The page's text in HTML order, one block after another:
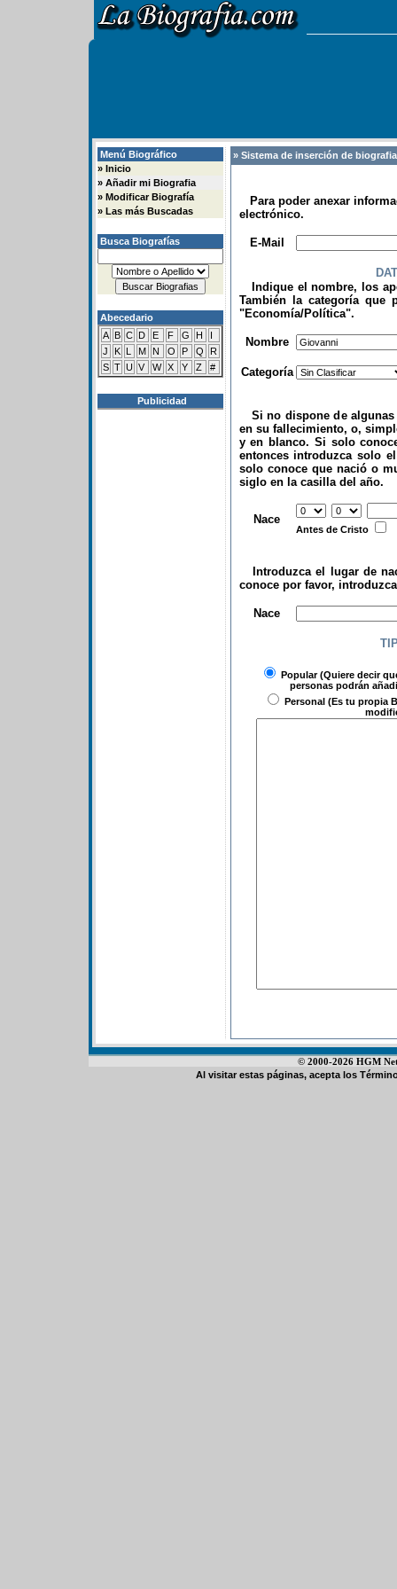
Menú Biográfico
» Inicio
» Añadir mi Biografia
» Modificar Biografía
» Las más Buscadas
Busca Biografías
Abecedario
A B C D E F G H
I
J
K L M N O P Q
R
S T U V W X Y Z #
Publicidad
» Sistema de inserción de
Para poder anexar
electrónico.
E-Mail
Indique el nombre, los
También la categoría que
"Economía/Política".
Nombre
Categoría
Si no dispone de algunas
en su fallecimiento, o,
y en blanco. Si solo
entonces introduzca solo
solo conoce que nació o
siglo en la casilla del año.
Nace
Antes de Cristo
Introduzca el lugar de
conoce por favor,
Nace
Popular(Quiere decir
personas podrán
Personal (Es tu propia
© 2000-2026 HGM
Al visitar estas páginas, acepta los